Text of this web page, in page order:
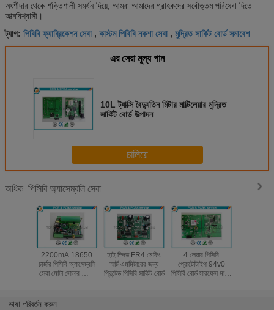
অংশীদার থেকে শক্তিশালী সমর্থন দিয়ে, আমরা আমাদের গ্রাহকদের সর্বোত্তম পরিষেবা দিতে
আত্মবিশ্বাসী।
ট্যাগ: পিবিবি ফ্যাব্রিকেশন সেবা , কাস্টম পিবিবি নকশা সেবা , মুদ্রিত সার্কিট বোর্ড সমাবেশ
এর সেরা মূল্য পান
10L ট্যাক্সি বৈদ্যুতিন মিটার মাল্টিলেয়ার মুদ্রিত
সার্কিট বোর্ড উত্পাদন
চালিয়ে
অধিক পিসিবি অ্যাসেম্বলি সেবা
2200mA 18650
চার্জার পিসিবি অ্যাসেম্বলি
সেবা মোটা সোনার প্লেট
হাই স্পিড FR4 মেকিং
স্মার্ট এমমিটারের জন্য
প্রিন্টেড পিসিবি সার্কিট বোর্ড
4 লেয়ার পিসিবি
প্রোটোটাইপ 94v0
পিসিবি বোর্ড সারফেস মাউন্ট
ভাষা পরিবর্তন করুন